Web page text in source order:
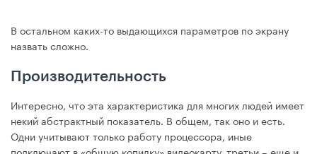
В остальном каких-то выдающихся параметров по экрану
назвать сложно.
Производительность
Интересно, что эта характеристика для многих людей имеет
некий абстрактный показатель. В общем, так оно и есть.
Одни учитывают только работу процессора, иные